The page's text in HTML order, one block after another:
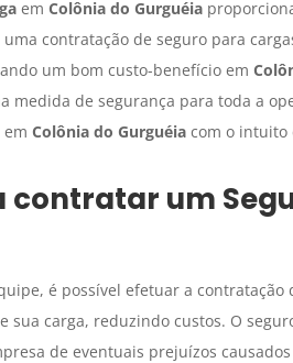
em Colônia do Gurguéia
uma contratação de seguro para
um bom custo-benefício em
medida de segurança para toda a
Colônia do Gurguéiacom o intuito
contratar um
é possível efetuar a contratação
sua carga, reduzindo custos. O
de eventuais prejuízos